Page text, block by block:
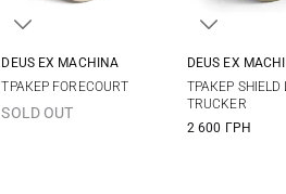
DEUS EX MACHINА
ТРАКЕР FORECOURT
SOLD OUT
DEUS EX
ТРАКЕР SHIELD
TRUCKER
2 600 ГРН